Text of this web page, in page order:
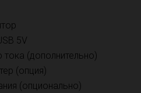
5V
(дополнительно)
(опция)
(опционально)